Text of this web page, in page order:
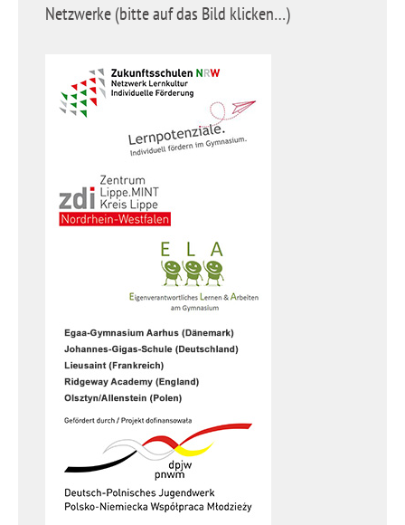
Netzwerke (bitte auf das Bild klicken…)